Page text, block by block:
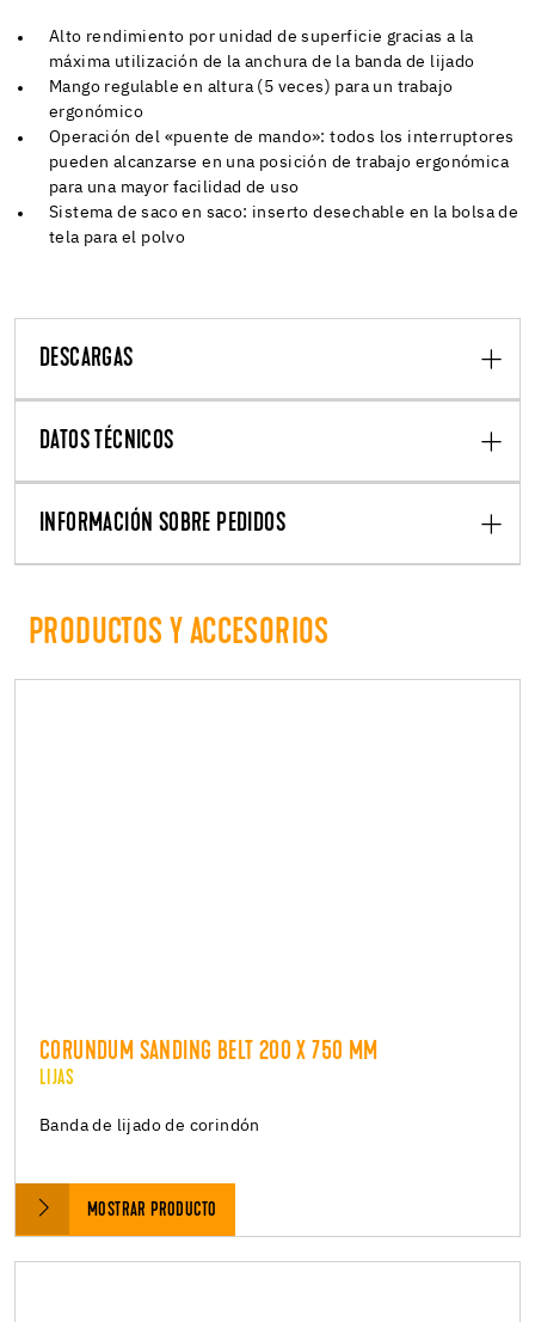
Alto rendimiento por unidad de superficie gracias a la
máxima utilización de la anchura de la banda de lijado
Mango regulable en altura (5 veces) para un trabajo
ergonómico
Operación del «puente de mando»: todos los interruptores
pueden alcanzarse en una posición de trabajo ergonómica
para una mayor facilidad de uso
Sistema de saco en saco: inserto desechable en la bolsa de
tela para el polvo
DESCARGAS
DATOS TÉCNICOS
INFORMACIÓN SOBRE PEDIDOS
PRODUCTOS Y ACCESORIOS
CORUNDUM SANDING BELT 200 X 750 MM
LIJAS
Banda de lijado de corindón
MOSTRAR PRODUCTO